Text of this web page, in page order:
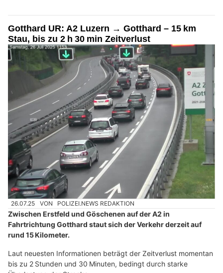
Gotthard UR: A2 Luzern → Gotthard – 15 km
Stau, bis zu 2 h 30 min Zeitverlust
26.07.25 VON POLIZEI.NEWS REDAKTION
Zwischen Erstfeld und Göschenen auf der A2 in
Fahrtrichtung Gotthard staut sich der Verkehr derzeit auf
rund 15 Kilometer.
Laut neuesten Informationen beträgt der Zeitverlust momentan
bis zu 2 Stunden und 30 Minuten, bedingt durch starke